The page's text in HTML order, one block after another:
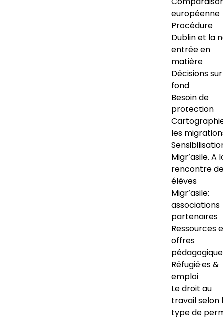
européenne
Procédure
Dublin et la
entrée en
matière
Décisions
fond
Besoin de
protection
les
Migr’asile. A
rencontre
élèves
Migr’asile:
associations
partenaires
Ressources
offres
Réfugié·es &
emploi
Le droit au
travail selon
type de